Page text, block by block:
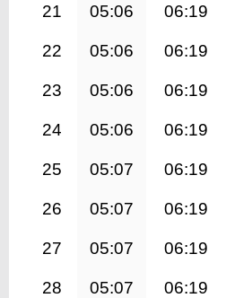
21 05:06 06:19
22 05:06 06:19
23 05:06 06:19
24 05:06 06:19
25 05:07 06:19
26 05:07 06:19
27 05:07 06:19
28 05:07 06:19